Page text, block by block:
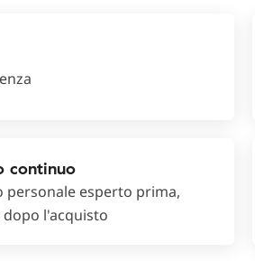
continuo
personale esperto prima,
l'acquisto